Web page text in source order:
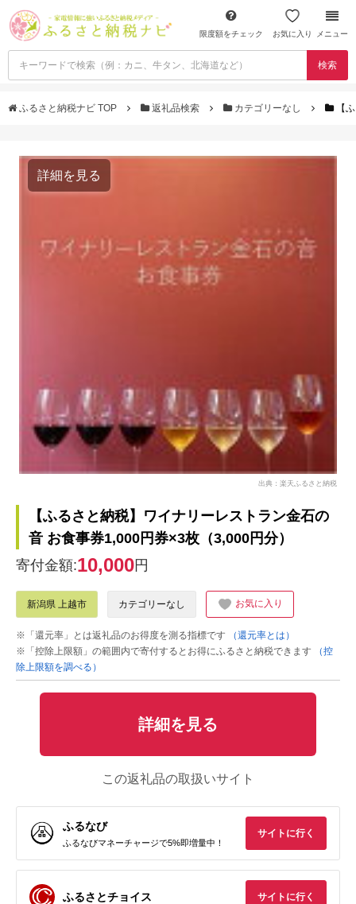
限度額をチェック お気に入り メニュー
検索
ふるさと納税ナビ TOP 返礼品検索 カテゴリーなし 【
詳細を見る
出典：楽天ふるさと納税
【ふるさと納税】ワイナリーレストラン金石の
音 お食事券1,000円券×3枚（3,000円分）
寄付金額:10,000円
新潟県 上越市 カテゴリーなし お気に入り
※「還元率」とは返礼品のお得度を測る指標です
（還元率とは）
※「控除上限額」の範囲内で寄付するとお得にふるさと納税できます
（控
除上限額を調べる）
詳細を見る
この返礼品の取扱いサイト
ふるなび
ふるなびマネーチャージで5%即増量中！
サイトに行く
ふるさとチョイス サイトに行く